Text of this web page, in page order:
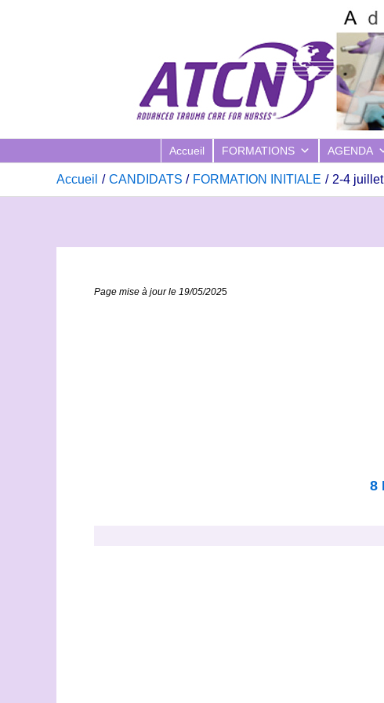
Accueil FORMATIONS AGENDA
Accueil CANDIDATS FORMATION INITIALE 2-4
Page mise à jour le 19/05/2025
8